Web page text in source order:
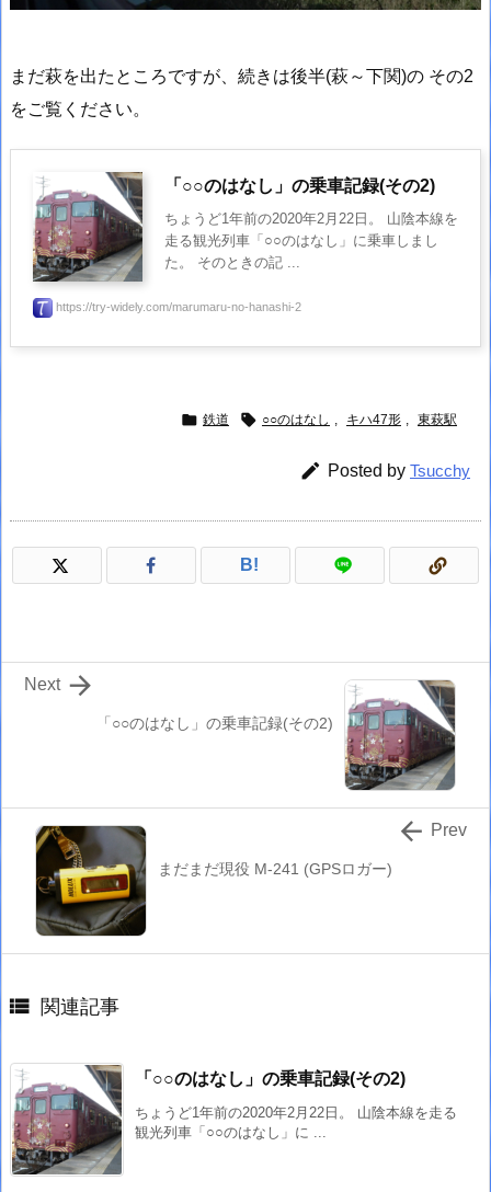
まだ萩を出たところですが、続きは後半(萩～下関)の その2
をご覧ください。
「○○のはなし」の乗車記録(その2)
ちょうど1年前の2020年2月22日。 山陰本線を
走る観光列車「○○のはなし」に乗車しまし
た。 そのときの記 ...
https://try-widely.com/marumaru-no-hanashi-2
 鉄道  ○○のはなし , キハ47形 , 東萩駅
 Posted by Tsucchy
B!
「○○のはなし」の乗車記録(その2)

Next
まだまだ現役 M-241 (GPSロガー)
 Prev
 関連記事
「○○のはなし」の乗車記録(その2)
ちょうど1年前の2020年2月22日。 山陰本線を走る
観光列車「○○のはなし」に ...